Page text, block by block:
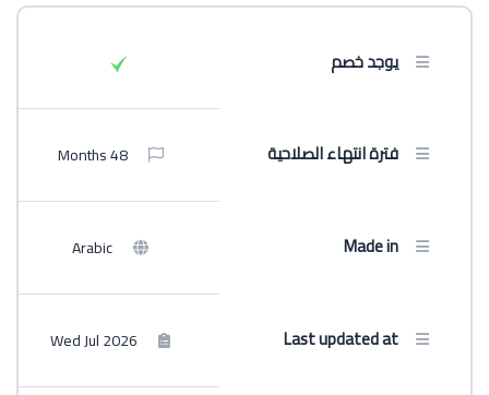
يوجد خصم
فترة انتهاء الصلاحية 48 Months
Made in
Last updated at